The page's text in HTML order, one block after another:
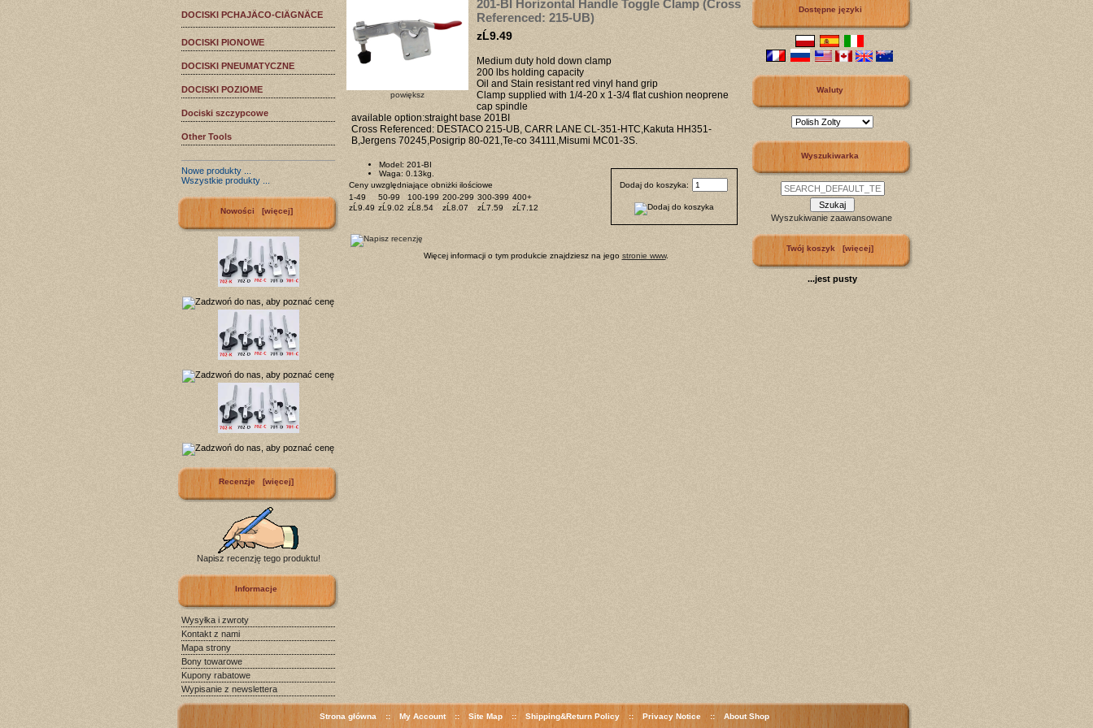
DOCISKI PCHAJÄCO-CIÄGNÄCE
DOCISKI PIONOWE
DOCISKI PNEUMATYCZNE
DOCISKI POZIOME
Dociski szczypcowe
Other Tools
Nowe produkty ...
Wszystkie produkty ...
Nowości [więcej]
Recenzje [więcej]
Napisz recenzję tego produktu!
Informacje
Wysyłka i zwroty
Kontakt z nami
Mapa strony
Bony towarowe
Kupony rabatowe
Wypisanie z newslettera
powiększ
201-BI Horizontal Handle Toggle Clamp (Cross
Referenced: 215-UB)
zĹ9.49
Medium duty hold down clamp
200 lbs holding capacity
Oil and Stain resistant red vinyl hand grip
Clamp supplied with 1/4-20 x 1-3/4 flat cushion neoprene
cap spindle
available option:straight base 201BI
Cross Referenced: DESTACO 215-UB, CARR LANE CL-351-HTC,Kakuta HH351-
B,Jergens 70245,Posigrip 80-021,Te-co 34111,Misumi MC01-3S.
Dodaj do koszyka:
Model: 201-BI
Waga: 0.13kg.
Ceny uwzględniające obniżki ilościowe
1-49
zĹ9.49
50-99
zĹ9.02
100-199
zĹ8.54
200-299
zĹ8.07
300-399
zĹ7.59
400+
zĹ7.12
Więcej informacji o tym produkcie znajdziesz na jego stronie www.
Dostępne języki
Waluty
Wyszukiwarka
Wyszukiwanie zaawansowane
Twój koszyk [więcej]
...jest pusty
Strona główna :: My Account :: Site Map :: Shipping&Return Policy :: Privacy Notice :: About Shop